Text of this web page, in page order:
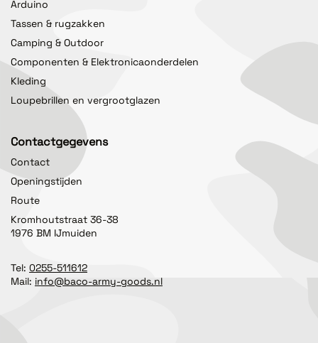
Arduino
Tassen & rugzakken
Camping & Outdoor
Componenten & Elektronicaonderdelen
Kleding
Loupebrillen en vergrootglazen
Contactgegevens
Contact
Openingstijden
Route
Kromhoutstraat 36-38
1976 BM IJmuiden
Tel: 0255-511612
Mail: info@baco-army-goods.nl